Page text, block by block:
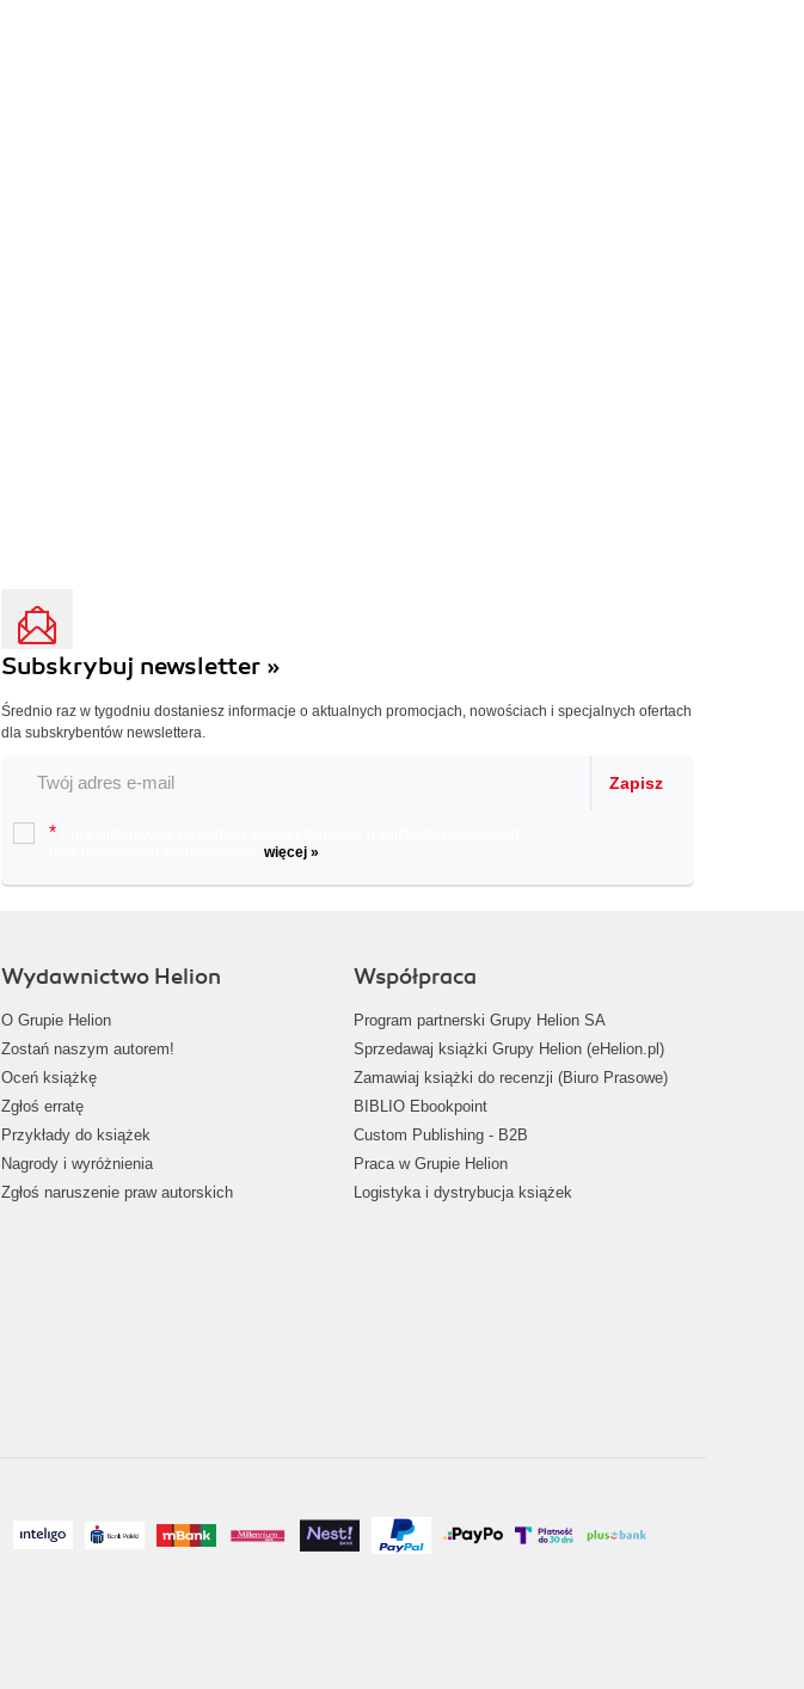
Subskrybuj newsletter »
Średnio raz w tygodniu dostaniesz informacje o aktualnych promocjach, nowościach i specjalnych ofertach
dla subskrybentów newslettera.
Zapisz
*
więcej »
Wydawnictwo Helion
O Grupie Helion
Zostań naszym autorem!
Oceń książkę
Zgłoś erratę
Przykłady do książek
Nagrody i wyróżnienia
Zgłoś naruszenie praw autorskich
Współpraca
Program partnerski Grupy Helion SA
Sprzedawaj książki Grupy Helion (eHelion.pl)
Zamawiaj książki do recenzji (Biuro Prasowe)
BIBLIO Ebookpoint
Custom Publishing - B2B
Praca w Grupie Helion
Logistyka i dystrybucja książek